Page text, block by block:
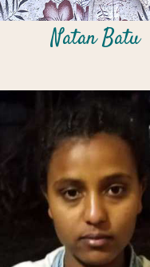
Natan Batu